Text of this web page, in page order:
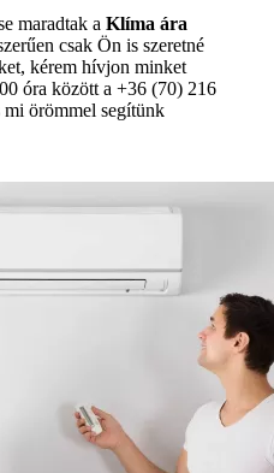
maradtak a Klíma ára
csak Ön is szeretné
kérem hívjon minket
óra között a +36 (70) 216
mi örömmel segítünk